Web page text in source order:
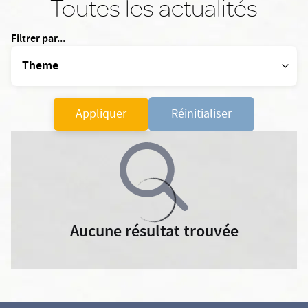
Toutes les actualités
Filtrer par...
Appliquer Réinitialiser
Aucune résultat trouvée